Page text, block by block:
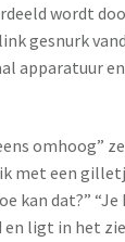
wordt
gesnurk
apparatuur
omhoog”
met een
kan dat?” “Je
ligt in het